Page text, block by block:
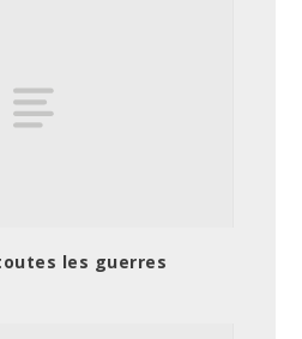
les guerres